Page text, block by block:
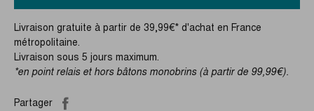
Livraison gratuite à partir de 39,99€* d'achat en France
métropolitaine.
Livraison sous 5 jours maximum.
*en point relais et hors bâtons monobrins (à partir de 99,99€).
Partager